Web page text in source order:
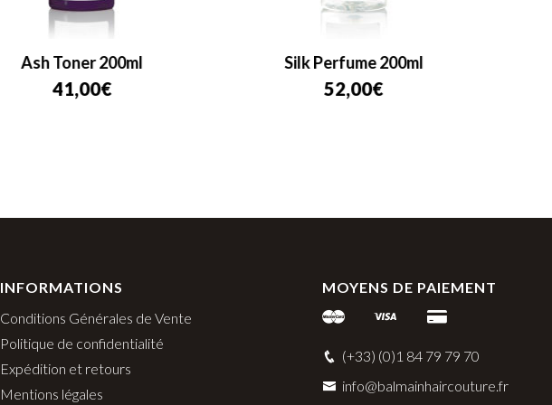
Ash Toner 200ml
41,00€
Silk Perfume 200ml
52,00€
INFORMATIONS
Conditions Générales de Vente
Politique de confidentialité
Expédition et retours
Mentions légales
MOYENS DE PAIEMENT
(+33) (0)1 84 79 79 70
info@balmainhaircouture.fr